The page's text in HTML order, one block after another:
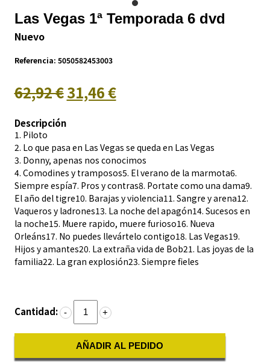
Las Vegas 1ª Temporada 6 dvd
Nuevo
Referencia: 5050582453003
62,92 €31,46 €
Descripción
1. Piloto
2. Lo que pasa en Las Vegas se queda en Las Vegas
3. Donny, apenas nos conocimos
4. Comodines y tramposos5. El verano de la marmota6.
Siempre espía7. Pros y contras8. Portate como una dama9.
El año del tigre10. Barajas y violencia11. Sangre y arena12.
Vaqueros y ladrones13. La noche del apagón14. Sucesos en
la noche15. Muere rapido, muere furioso16. Nueva
Orleáns17. No puedes llevártelo contigo18. Las Vegas19.
Hijos y amantes20. La extraña vida de Bob21. Las joyas de la
familia22. La gran explosión23. Siempre fieles
Cantidad: - +
AÑADIR AL PEDIDO